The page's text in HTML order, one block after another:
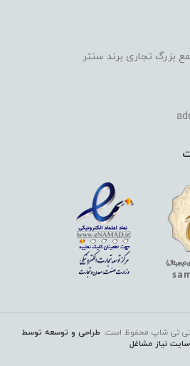
بزرگ تجاری برند سنتر
تی تی شاپ محفوظ است.طراحی و توسعه توسط
سایت نیاز مشاغل